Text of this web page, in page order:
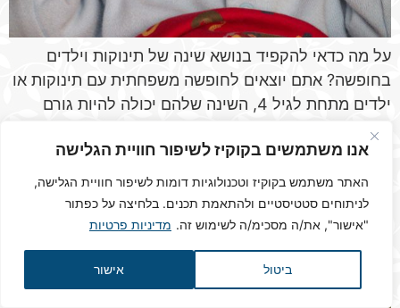
אנו משתמשים בקוקיז לשיפור חוויית הגלישה
האתר משתמש בקוקיז וטכנולוגיות דומות לשיפור חוויית הגלישה,
לניתוחים סטטיסטיים ולהתאמת תכנים. בלחיצה על כפתור
"אישור", את/ה מסכימ/ה לשימוש זה. מדיניות פרטיות
ביטול אישור
על מה כדאי להקפיד בנושא שינה של תינוקות וילדים
בחופשה? אתם יוצאים לחופשה משפחתית עם תינוקות או
ילדים מתחת לגיל 4, השינה שלהם יכולה להיות גורם
מכריע בהנאה של כולכם. בחופשה מחוץ לבית, הילדים
ישנים בחדר ובמיטה שונים משלהם ושגרת היום גם היא
שונה מזו לה הם רגילים. וזה בהחלט עשוי להשפיע על
איכות השינה […]
איך ליצור אוירה טובה בחופשה משפחתית?